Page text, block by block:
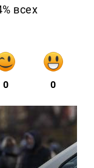
всех
0 0